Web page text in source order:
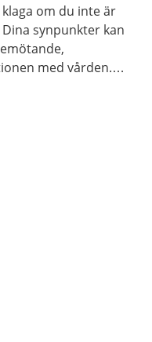
om du inte är
synpunkter kan
med vården.